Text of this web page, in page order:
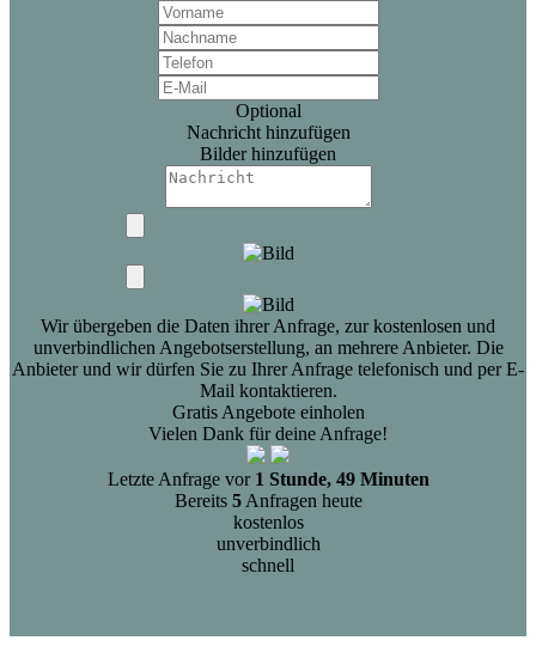
Optional
Nachricht hinzufügen
Bilder hinzufügen
Wir übergeben die Daten ihrer Anfrage, zur kostenlosen und
unverbindlichen Angebotserstellung, an mehrere Anbieter. Die
Anbieter und wir dürfen Sie zu Ihrer Anfrage telefonisch und per E-
Mail kontaktieren.
Gratis Angebote einholen
Vielen Dank für deine Anfrage!
Letzte Anfrage vor 1 Stunde, 49 Minuten
Bereits 5Anfragen heute
kostenlos
unverbindlich
schnell